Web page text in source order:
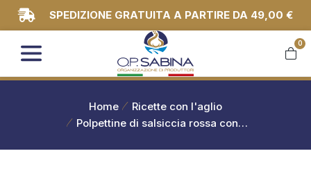
SPEDIZIONE GRATUITA A PARTIRE DA 49,00 €
0
Home
Ricette con l'aglio
Polpettine di salsiccia rossa con…